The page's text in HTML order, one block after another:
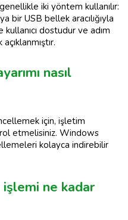
iki yöntem kullanılır:
bir USB bellek aracılığıyla
dostudur ve adım
nasıl
için, işletim
etmelisiniz. Windows
kolayca indirebilir
ne kadar